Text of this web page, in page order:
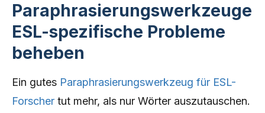
Paraphrasierungswerkzeuge
ESL-spezifische Probleme
beheben
Ein gutes Paraphrasierungswerkzeug für ESL-
Forscher tut mehr, als nur Wörter auszutauschen.